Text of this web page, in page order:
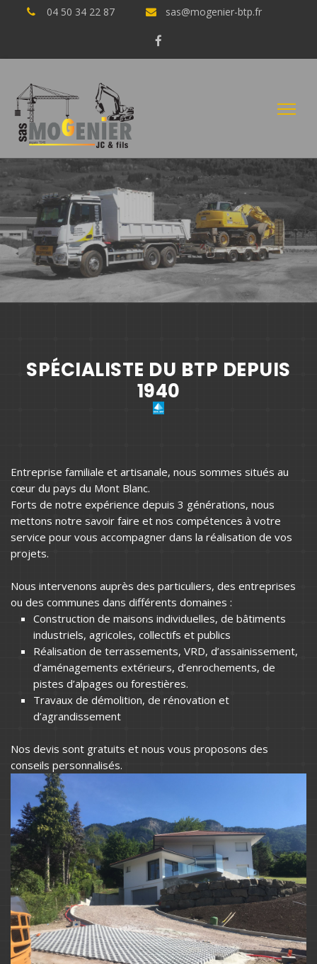
04 50 34 22 87 sas@mogenier-btp.fr
SPÉCIALISTE DU BTP DEPUIS
1940
Entreprise familiale et artisanale, nous sommes situés au
cœur du pays du Mont Blanc.
Forts de notre expérience depuis 3 générations, nous
mettons notre savoir faire et nos compétences à votre
service pour vous accompagner dans la réalisation de vos
projets.
Nous intervenons auprès des particuliers, des entreprises
ou des communes dans différents domaines :
Construction de maisons individuelles, de bâtiments
industriels, agricoles, collectifs et publics
Réalisation de terrassements, VRD, d’assainissement,
d’aménagements extérieurs, d’enrochements, de
pistes d’alpages ou forestières.
Travaux de démolition, de rénovation et
d’agrandissement
Nos devis sont gratuits et nous vous proposons des
conseils personnalisés.